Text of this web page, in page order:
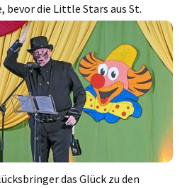
bevor die Little Stars aus St.
das Glück zu den